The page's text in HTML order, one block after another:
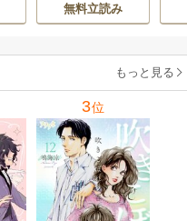
無料立読み
もっと見る
3位